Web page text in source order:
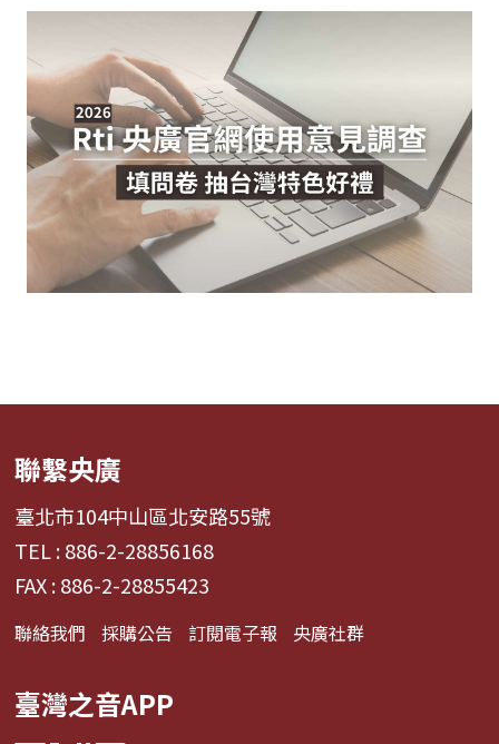
聯繫央廣
臺北市104中山區北安路55號
TEL : 886-2-28856168
FAX : 886-2-28855423
聯絡我們 採購公告 訂閱電子報 央廣社群
臺灣之音APP